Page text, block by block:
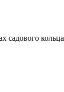
садового кольца